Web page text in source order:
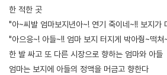
한 적한 곳
"아~씨발 엄마보지년아~! 연기 죽이네~!! 보지가
"아으응~! 아들~!! 엄마 보지 터지게 박아줭~떡쳐
한 발 싸고 또 다른 시장으로 향하는 엄마와 아들
엄마는 보지에 아들의 정액을 머금고 향한다